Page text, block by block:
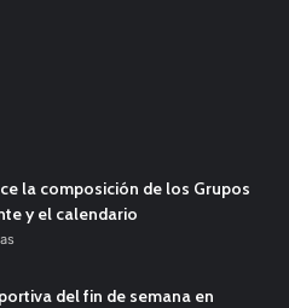
la composición de los Grupos
y el calendario
del fin de semana en